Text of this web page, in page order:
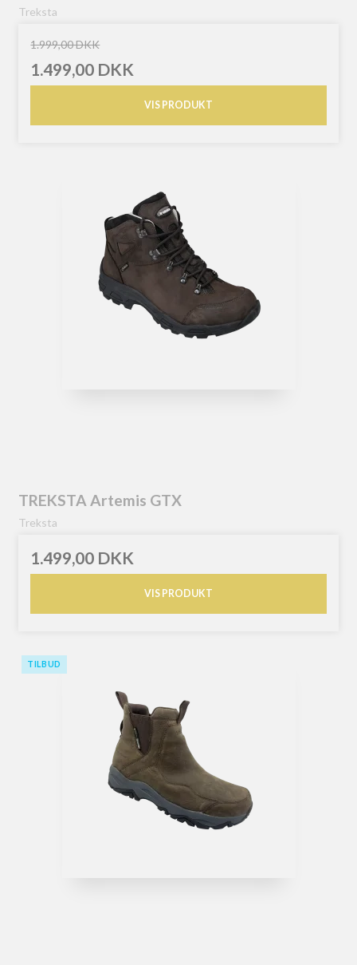
Treksta
1.999,00 DKK
1.499,00 DKK
VIS PRODUKT
TREKSTA Artemis GTX
Treksta
1.499,00 DKK
VIS PRODUKT
TILBUD